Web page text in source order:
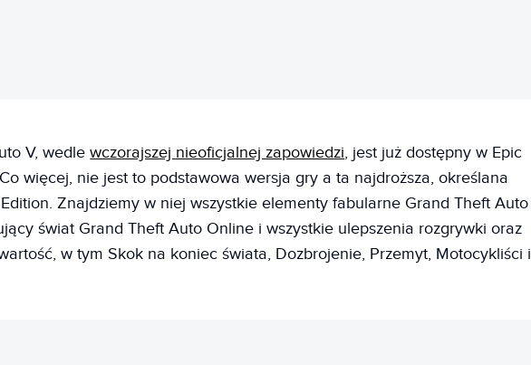
V, wedlewczorajszej nieoficjalnej zapowiedzi, jest już dostępny w Epic
więcej, nie jest to podstawowa wersja gry a ta najdroższa, określana
Znajdziemy w niej wszystkie elementy fabularne Grand Theft Auto
świat Grand Theft Auto Online i wszystkie ulepszenia rozgrywki oraz
w tym Skok na koniec świata, Dozbrojenie, Przemyt, Motocykliści i